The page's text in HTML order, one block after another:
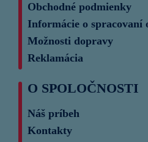
Obchodné podmienky
Informácie o spracovaní
Možnosti dopravy
Reklamácia
O SPOLOČNOSTI
Náš príbeh
Kontakty